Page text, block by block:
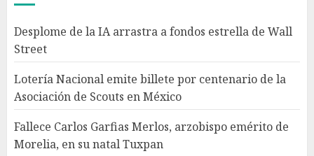
Desplome de la IA arrastra a fondos estrella de Wall
Street
Lotería Nacional emite billete por centenario de la
Asociación de Scouts en México
Fallece Carlos Garfias Merlos, arzobispo emérito de
Morelia, en su natal Tuxpan
4
humano evolucionó gracias al
azúcar de la fruta
AGOSTO 7, 2026
EE.UU. amplía revisión de